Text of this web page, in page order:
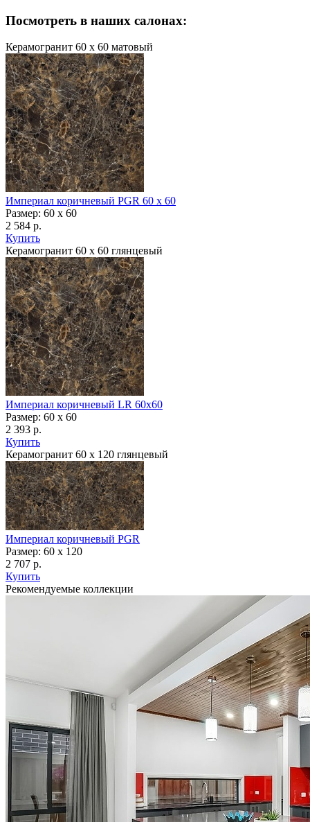
Посмотреть в наших салонах:
Керамогранит 60 х 60 матовый
Империал коричневый PGR 60 х 60
Размер: 60 x 60
2 584 р.
Купить
Керамогранит 60 х 60 глянцевый
Империал коричневый LR 60x60
Размер: 60 x 60
2 393 р.
Купить
Керамогранит 60 х 120 глянцевый
Империал коричневый PGR
Размер: 60 x 120
2 707 р.
Купить
Рекомендуемые коллекции